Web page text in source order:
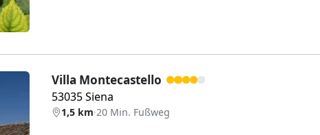
Villa Montecastello
53035 Siena
1,5 km·20 Min. Fußweg